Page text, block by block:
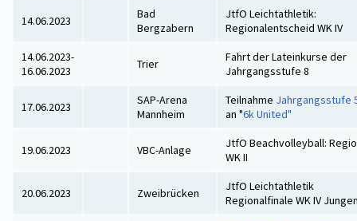
14.06.2023
Bad
Bergzabern
JtfO Leichtathletik:
Regionalentscheid WK IV
14.06.2023-
16.06.2023
Trier
Fahrt der Lateinkurse der
Jahrgangsstufe 8
17.06.2023
SAP-Arena
Mannheim
Teilnahme Jahrgangsstufe
an "6k United"
19.06.2023 VBC-Anlage
JtfO Beachvolleyball:
WK II
20.06.2023 Zweibrücken
JtfO Leichtathletik
Regionalfinale WK IV